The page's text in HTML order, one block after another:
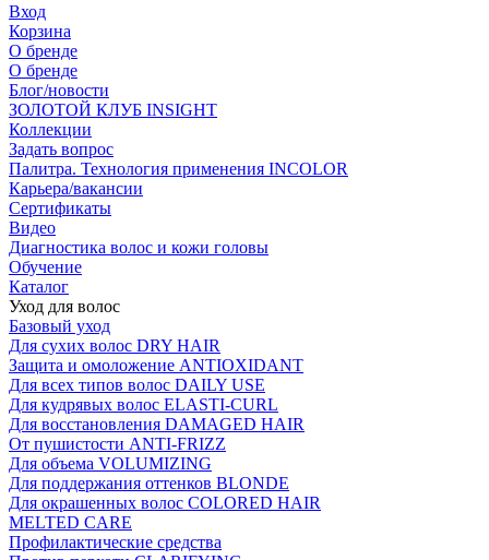
Вход
Корзина
О бренде
О бренде
Блог/новости
ЗОЛОТОЙ КЛУБ INSIGHT
Коллекции
Задать вопрос
Палитра. Технология применения INCOLOR
Карьера/вакансии
Сертификаты
Видео
Диагностика волос и кожи головы
Обучение
Каталог
Уход для волос
Базовый уход
Для сухих волос DRY HAIR
Защита и омоложение ANTIOXIDANT
Для всех типов волос DAILY USE
Для кудрявых волос ELASTI-CURL
Для восстановления DAMAGED HAIR
От пушистости ANTI-FRIZZ
Для объема VOLUMIZING
Для поддержания оттенков BLONDE
Для окрашенных волос COLORED HAIR
MELTED CARE
Профилактические средства